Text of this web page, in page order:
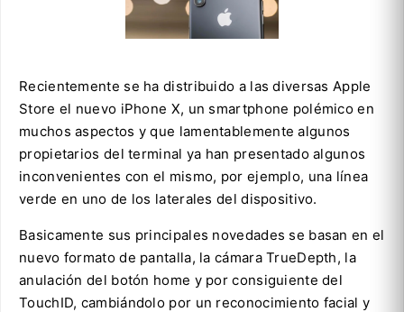
Recientemente se ha distribuido a las diversas Apple
Store el nuevo iPhone X, un smartphone polémico en
muchos aspectos y que lamentablemente algunos
propietarios del terminal ya han presentado algunos
inconvenientes con el mismo, por ejemplo, una línea
verde en uno de los laterales del dispositivo.
Basicamente sus principales novedades se basan en el
nuevo formato de pantalla, la cámara TrueDepth, la
anulación del botón home y por consiguiente del
TouchID, cambiándolo por un reconocimiento facial y